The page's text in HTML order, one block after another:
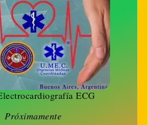
ECG
Próximamente